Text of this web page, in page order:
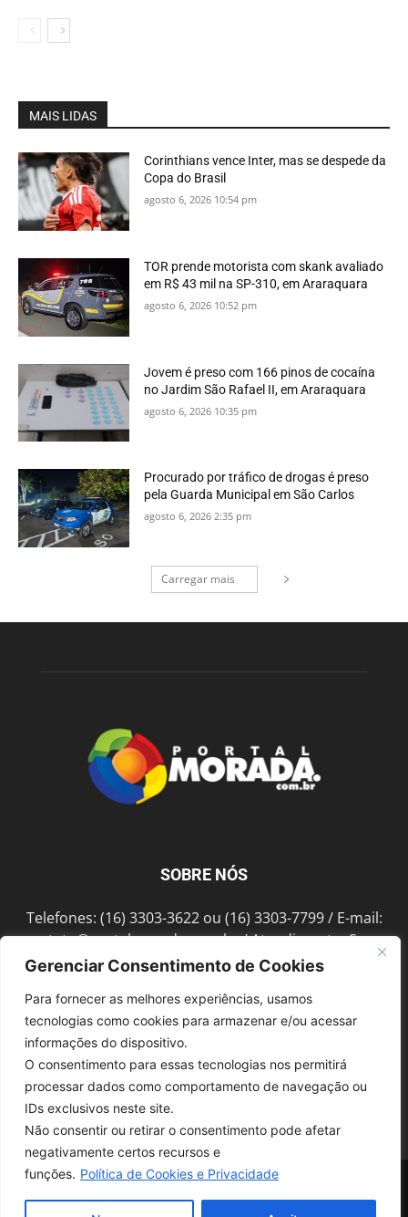
Gerenciar Consentimento de Cookies
Para fornecer as melhores experiências, usamos
tecnologias como cookies para armazenar e/ou acessar
informações do dispositivo.
O consentimento para essas tecnologias nos permitirá
processar dados como comportamento de navegação ou
IDs exclusivos neste site.
Não consentir ou retirar o consentimento pode afetar
negativamente certos recursos e
funções. Política de Cookies e Privacidade
MAIS LIDAS
Corinthians vence Inter, mas se despede da
Copa do Brasil
agosto 6, 2026 10:54 pm
TOR prende motorista com skank avaliado
em R$ 43 mil na SP-310, em Araraquara
agosto 6, 2026 10:52 pm
Jovem é preso com 166 pinos de cocaína
no Jardim São Rafael II, em Araraquara
agosto 6, 2026 10:35 pm
Procurado por tráfico de drogas é preso
pela Guarda Municipal em São Carlos
agosto 6, 2026 2:35 pm
Carregar mais
SOBRE NÓS
Telefones: (16) 3303-3622 ou (16) 3303-7799 / E-mail:
contato@portalmorada.com.br/ Atendimento: Seg a
Sex das 8h às 18h / Endereço: Av. Bento de Abreu, 889
SIGA-NOS
© 1997-2022, GRUPO ROBERTO MONTORO É proibida a reprodução do
conteúdo em qualquer meio de comunicação, eletrônico ou impresso,